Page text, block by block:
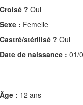
Croisé ? Oui
Sexe : Femelle
Castré/stérilisé ? Oui
Date de naissance : 01/
Âge : 12 ans